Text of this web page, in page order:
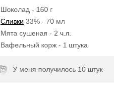
Шоколад - 160 г
Сливки 33% - 70 мл
Мята сушеная - 2 ч.л.
Вафельный корж - 1 штука
У меня получилось 10 штук